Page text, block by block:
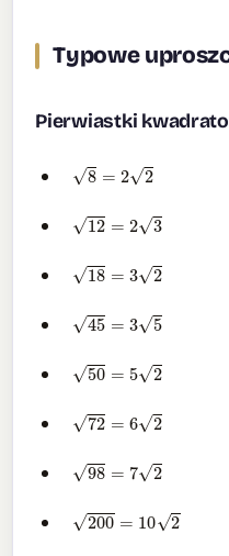
Typowe
Pierwiastki
=2
12=2
18=3
45=3
50=5
72=6
98=7
200=10